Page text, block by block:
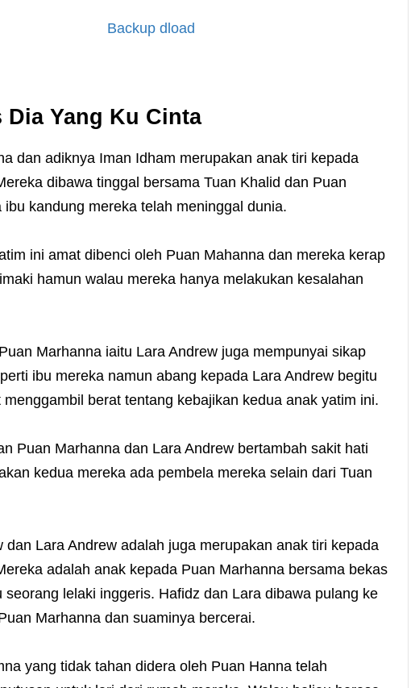
Backup dload
Dia Yang Ku Cinta
dan adiknya Iman Idham merupakan anak tiri kepada
dibawa tinggal bersama Tuan Khalid dan Puan
ibu kandung mereka telah meninggal dunia.
ini amat dibenci oleh Puan Mahanna dan mereka kerap
hamun walau mereka hanya melakukan kesalahan
Marhanna iaitu Lara Andrew juga mempunyai sikap
ibu mereka namun abang kepada Lara Andrew begitu
menggambil berat tentang kebajikan kedua anak yatim ini.
Puan Marhanna dan Lara Andrew bertambah sakit hati
kedua mereka ada pembela mereka selain dari Tuan
dan Lara Andrew adalah juga merupakan anak tiri kepada
adalah anak kepada Puan Marhanna bersama bekas
seorang lelaki inggeris. Hafidz dan Lara dibawa pulang ke
Marhanna dan suaminya bercerai.
yang tidak tahan didera oleh Puan Hanna telah